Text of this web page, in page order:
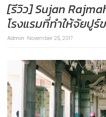
[รีวิว] Sujan
โรงแรมที่ทำให้จัยปู
Admin November 25, 2017